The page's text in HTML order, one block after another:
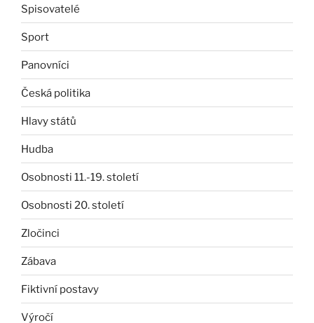
Spisovatelé
Sport
Panovníci
Česká politika
Hlavy států
Hudba
Osobnosti 11.-19. století
Osobnosti 20. století
Zločinci
Zábava
Fiktivní postavy
Výročí